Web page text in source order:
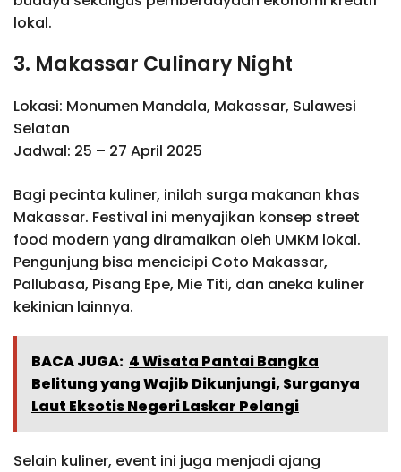
lokal.
3. Makassar Culinary Night
Lokasi: Monumen Mandala, Makassar, Sulawesi
Selatan
Jadwal: 25 – 27 April 2025
Bagi pecinta kuliner, inilah surga makanan khas
Makassar. Festival ini menyajikan konsep street
food modern yang diramaikan oleh UMKM lokal.
Pengunjung bisa mencicipi Coto Makassar,
Pallubasa, Pisang Epe, Mie Titi, dan aneka kuliner
kekinian lainnya.
BACA JUGA: 4 Wisata Pantai Bangka
Belitung yang Wajib Dikunjungi, Surganya
Laut Eksotis Negeri Laskar Pelangi
Selain kuliner, event ini juga menjadi ajang